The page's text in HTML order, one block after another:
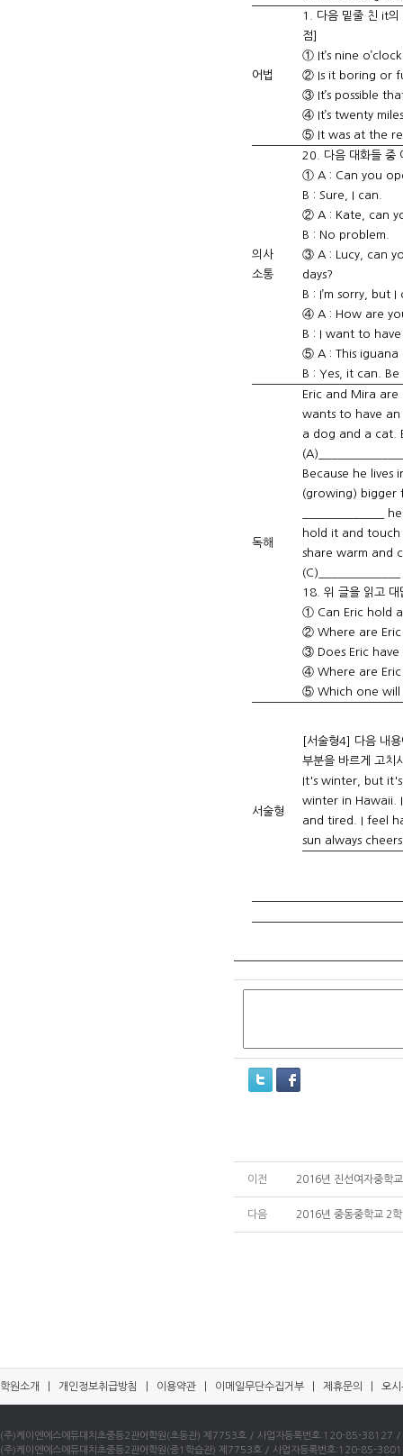
어법
1. 다음 밑줄 친 it의
점]
① It’s nine
② Is it boring or
③ It’s possible
④ It’s twenty
⑤ It was at the
의사
소통
20. 다음 대화들 중
① A : Can you
B : Sure, I can.
② A : Kate, can
B : No problem.
③ A : Lucy, can
days?
B : I’m sorry, but I
④ A : How are
B : I want to
⑤ A : This iguana
B : Yes, it can.
독해
Eric and Mira are
wants to have an
a dog and a cat.
Because he lives
(growing) bigger
_____________
hold it and
share warm and
18. 위 글을 읽고
① Can Eric hold
② Where are Eric
③ Does Eric
④ Where are
⑤ Which one will
서술형
[서술형4] 다음 내
부분을 바르게 고치
It's winter, but
winter in Hawaii.
and tired. I feel
sun always
이전 2016년 진선여자중학
다음 2016년 중동중학교 2
학원소개 개인정보취급방침 이용약관 이메일무단수집거부 제휴문의 오시
(주)케이엔에스에듀대치초중등2관어학원(초등관) 제7753호 / 사업자등록번호:120-85-
(주)케이엔에스에듀대치초중등2관어학원(중1학습관) 제7753호 / 사업자등록번호:120-85-